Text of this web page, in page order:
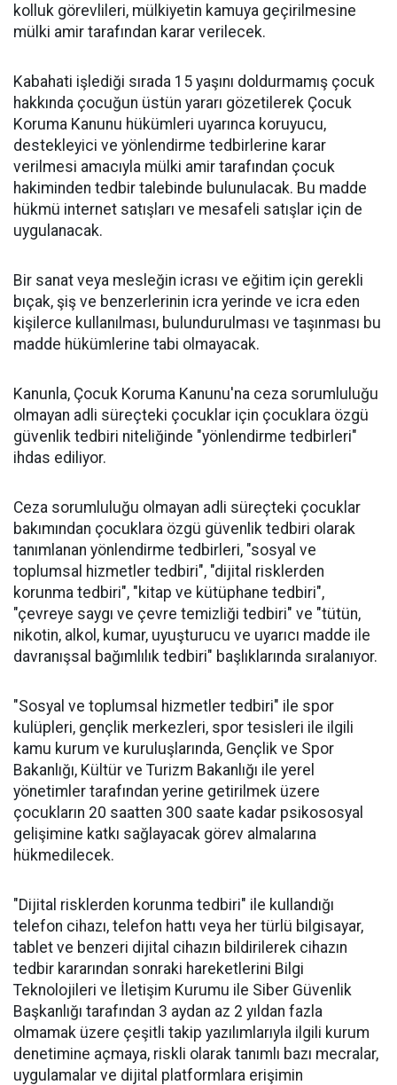
kolluk görevlileri, mülkiyetin kamuya geçirilmesine
mülki amir tarafından karar verilecek.
Kabahati işlediği sırada 15 yaşını doldurmamış çocuk
hakkında çocuğun üstün yararı gözetilerek Çocuk
Koruma Kanunu hükümleri uyarınca koruyucu,
destekleyici ve yönlendirme tedbirlerine karar
verilmesi amacıyla mülki amir tarafından çocuk
hakiminden tedbir talebinde bulunulacak. Bu madde
hükmü internet satışları ve mesafeli satışlar için de
uygulanacak.
Bir sanat veya mesleğin icrası ve eğitim için gerekli
bıçak, şiş ve benzerlerinin icra yerinde ve icra eden
kişilerce kullanılması, bulundurulması ve taşınması bu
madde hükümlerine tabi olmayacak.
Kanunla, Çocuk Koruma Kanunu'na ceza sorumluluğu
olmayan adli süreçteki çocuklar için çocuklara özgü
güvenlik tedbiri niteliğinde "yönlendirme tedbirleri"
ihdas ediliyor.
Ceza sorumluluğu olmayan adli süreçteki çocuklar
bakımından çocuklara özgü güvenlik tedbiri olarak
tanımlanan yönlendirme tedbirleri, "sosyal ve
toplumsal hizmetler tedbiri", "dijital risklerden
korunma tedbiri", "kitap ve kütüphane tedbiri",
"çevreye saygı ve çevre temizliği tedbiri" ve "tütün,
nikotin, alkol, kumar, uyuşturucu ve uyarıcı madde ile
davranışsal bağımlılık tedbiri" başlıklarında sıralanıyor.
"Sosyal ve toplumsal hizmetler tedbiri" ile spor
kulüpleri, gençlik merkezleri, spor tesisleri ile ilgili
kamu kurum ve kuruluşlarında, Gençlik ve Spor
Bakanlığı, Kültür ve Turizm Bakanlığı ile yerel
yönetimler tarafından yerine getirilmek üzere
çocukların 20 saatten 300 saate kadar psikososyal
gelişimine katkı sağlayacak görev almalarına
hükmedilecek.
"Dijital risklerden korunma tedbiri" ile kullandığı
telefon cihazı, telefon hattı veya her türlü bilgisayar,
tablet ve benzeri dijital cihazın bildirilerek cihazın
tedbir kararından sonraki hareketlerini Bilgi
Teknolojileri ve İletişim Kurumu ile Siber Güvenlik
Başkanlığı tarafından 3 aydan az 2 yıldan fazla
olmamak üzere çeşitli takip yazılımlarıyla ilgili kurum
denetimine açmaya, riskli olarak tanımlı bazı mecralar,
uygulamalar ve dijital platformlara erişimin